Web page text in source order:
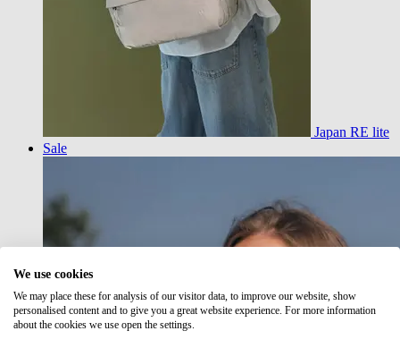
Japan RE lite
Sale
We use cookies
We may place these for analysis of our visitor data, to improve our website, show
personalised content and to give you a great website experience. For more information
about the cookies we use open the settings.